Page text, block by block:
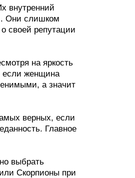
внутренний
Они слишком
своей репутации
на яркость
если женщина
а значит
верных, если
Главное
выбрать
Скорпионы при